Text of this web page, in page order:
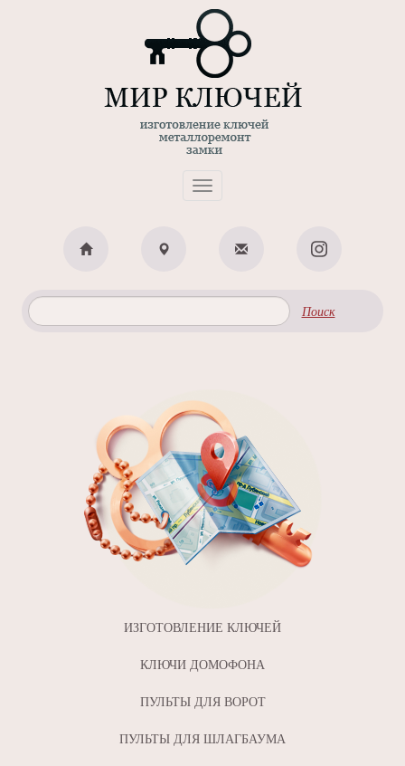
Toggle
Поиск
ИЗГОТОВЛЕНИЕ КЛЮЧЕЙ
КЛЮЧИ ДОМОФОНА
ПУЛЬТЫ ДЛЯ ВОРОТ
ПУЛЬТЫ ДЛЯ ШЛАГБАУМА